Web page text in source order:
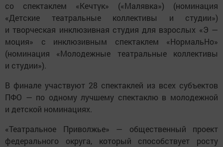
со спектаклем «Кечтүк» («Малявка») (номинация
«Детские театральные коллективы и студии»)
и творческая инклюзивная студия для взрослых «Э —
моция» с инклюзивным спектаклем «НормальНо»
(номинация «Молодежные театральные коллективы
и студии»).
В финале участвуют 28 спектаклей из всех субъектов
ПФО — по одному лучшему спектаклю в молодежной
и детской номинациях.
«Театральное Приволжье» — общественный проект
федерального округа, который способствует росту